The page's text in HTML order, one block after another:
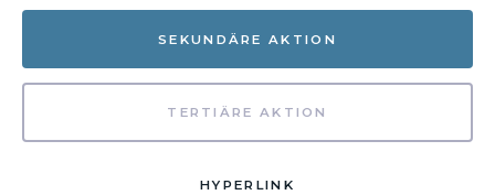
SEKUNDÄRE AKTION
TERTIÄRE AKTION
HYPERLINK